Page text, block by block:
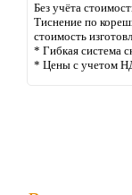
Без учёта
Тиснение по
стоимость
* Гибкая система
* Цены с учетом